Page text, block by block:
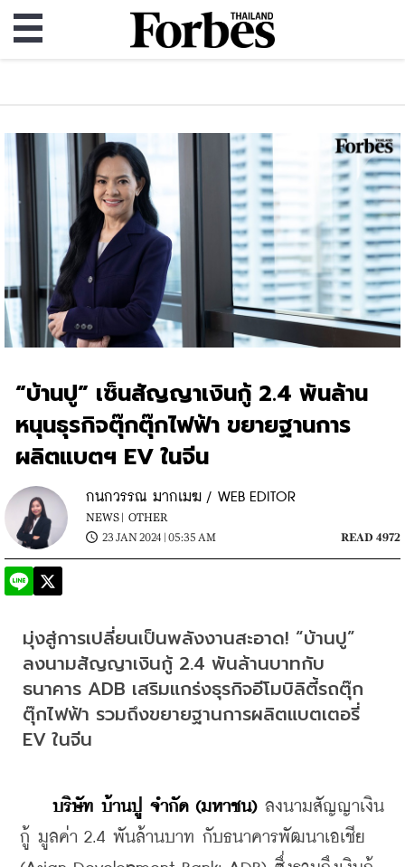
“บ้านปู” เซ็นสัญญาเงินกู้ 2.4 พันล้าน
หนุนธุรกิจตุ๊กตุ๊กไฟฟ้า ขยายฐานการ
ผลิตแบตฯ EV ในจีน
กนกวรรณ มากเมฆ / WEB EDITOR
NEWS | OTHER
23 JAN 2024 | 05:35 AM
READ 4972
มุ่งสู่การเปลี่ยนเป็นพลังงานสะอาด! “บ้านปู”
ลงนามสัญญาเงินกู้ 2.4 พันล้านบาทกับ
ธนาคาร ADB เสริมแกร่งธุรกิจอีโมบิลิตี้รถตุ๊ก
ตุ๊กไฟฟ้า รวมถึงขยายฐานการผลิตแบตเตอรี่
EV ในจีน
บริษัท บ้านปู จำกัด (มหาชน) ลงนามสัญญาเงิน
กู้ มูลค่า 2.4 พันล้านบาท กับธนาคารพัฒนาเอเชีย